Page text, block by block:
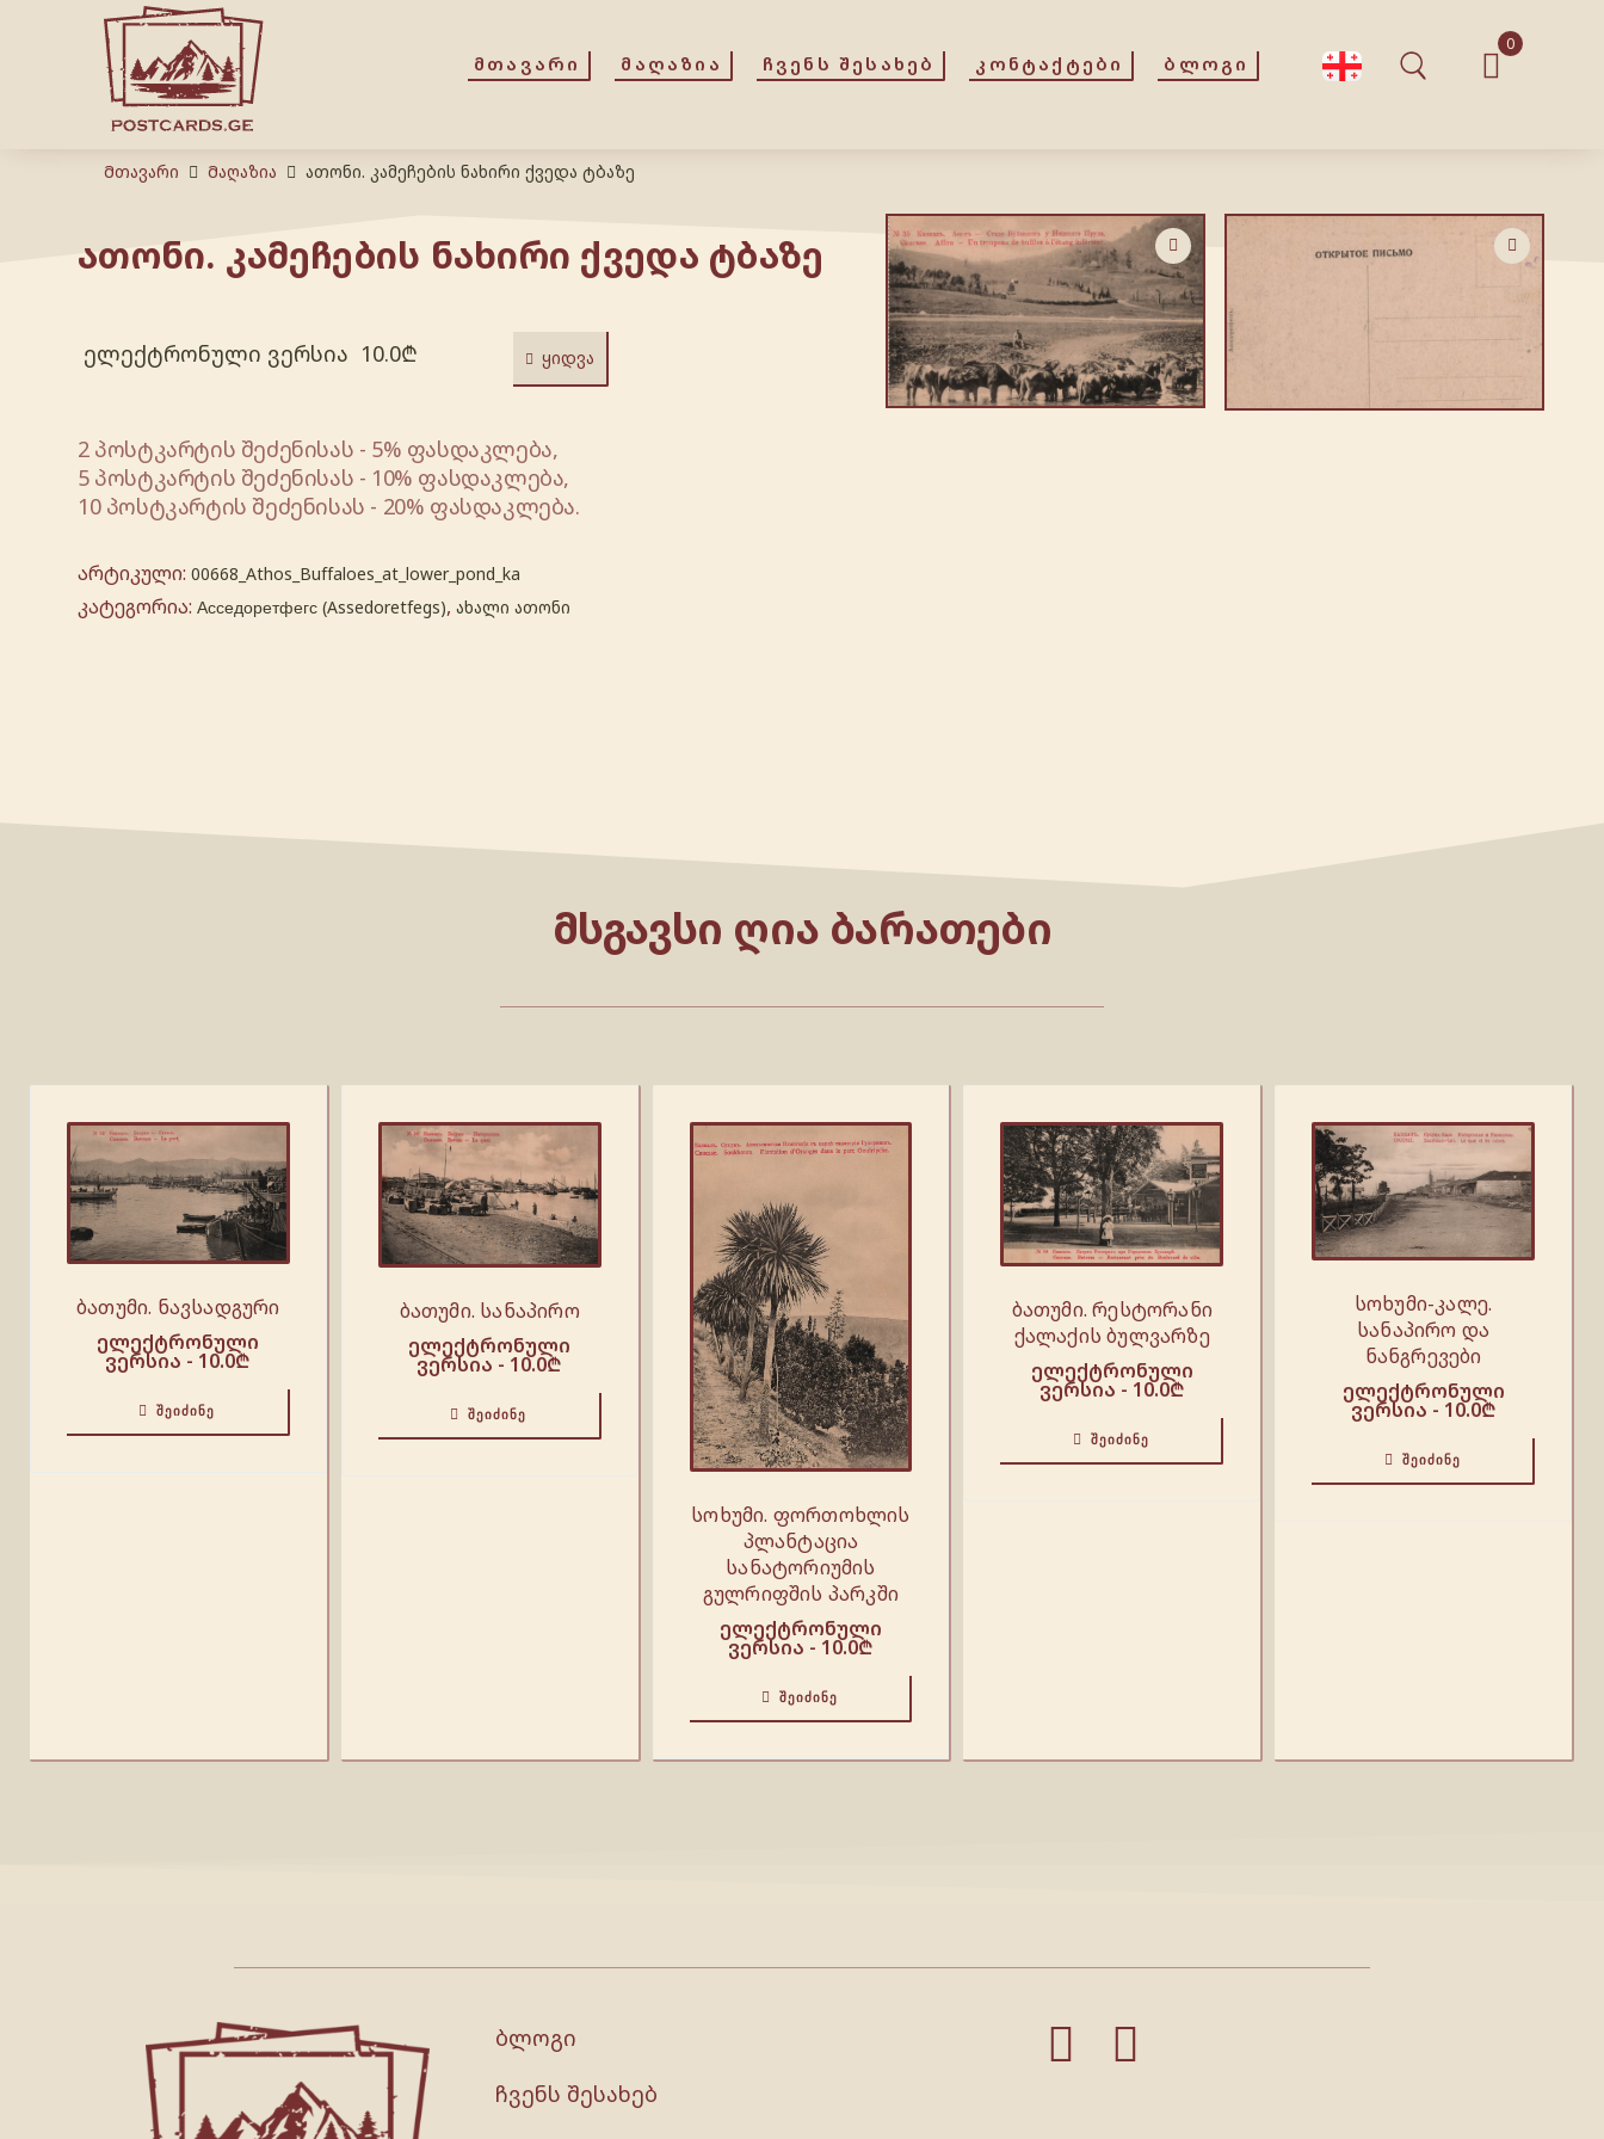
ᲛᲗᲐᲕᲐᲠᲘ ᲛᲐᲦᲐᲖᲘᲐ ᲩᲕᲔᲜᲡ ᲨᲔᲡᲐᲮᲔᲑ ᲙᲝᲜᲢᲐᲥᲢᲔᲑᲘ ᲑᲚᲝᲒᲘ
0
Მთავარი Მაღაზია ათონი. კამეჩების ნახირი ქვედა ტბაზე
ათონი. კამეჩების ნახირი ქვედა ტბაზე
ელექტრონული ვერსია 10.0₾ ᲧᲘᲓᲕᲐ
2 პოსტკარტის შეძენისას - 5% ფასდაკლება,
5 პოსტკარტის შეძენისას - 10% ფასდაკლება,
10 პოსტკარტის შეძენისას - 20% ფასდაკლება.
არტიკული: 00668_Athos_Buffaloes_at_lower_pond_ka
კატეგორია: Асседоретфегс (Assedoretfegs), ახალი ათონი
ᲛᲡᲒᲐᲕᲡᲘ ᲦᲘᲐ ᲑᲐᲠᲐᲗᲔᲑᲘ
ბათუმი. ნავსადგური
ელექტრონული
ვერსია - 10.0₾
ᲨᲔᲘᲫᲘᲜᲔ
ბათუმი. სანაპირო
ელექტრონული
ვერსია - 10.0₾
ᲨᲔᲘᲫᲘᲜᲔ
სოხუმი. ფორთოხლის
პლანტაცია
სანატორიუმის
გულრიფშის პარკში
ელექტრონული
ვერსია - 10.0₾
ᲨᲔᲘᲫᲘᲜᲔ
ბათუმი. რესტორანი
ქალაქის ბულვარზე
ელექტრონული
ვერსია - 10.0₾
ᲨᲔᲘᲫᲘᲜᲔ
სოხუმი-კალე.
სანაპირო და
ნანგრევები
ელექტრონული
ვერსია - 10.0₾
ᲨᲔᲘᲫᲘᲜᲔ
ბლოგი
ჩვენს შესახებ